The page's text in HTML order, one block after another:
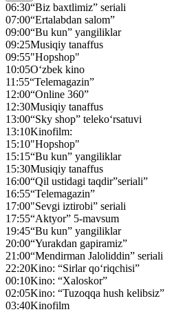
06:30“Biz baxtlimiz” seriali
07:00“Ertalabdan salom”
09:00“Bu kun” yangiliklar
09:25Musiqiy tanaffus
09:55"Hopshop"
10:05O‘zbek kino
11:55“Telemagazin”
12:00“Online 360”
12:30Musiqiy tanaffus
13:00“Sky shop” teleko‘rsatuvi
13:10Kinofilm:
15:10"Hopshop"
15:15“Bu kun” yangiliklar
15:30Musiqiy tanaffus
16:00“Qil ustidagi taqdir”seriali”
16:55“Telemagazin”
17:00"Sevgi iztirobi” seriali
17:55“Aktyor” 5-mavsum
19:45“Bu kun” yangiliklar
20:00“Yurakdan gapiramiz”
21:00“Mendirman Jaloliddin” seriali
22:20Kino: “Sirlar qo‘riqchisi”
00:10Kino: “Xaloskor”
02:05Kino: “Tuzoqqa hush kelibsiz”
03:40Kinofilm